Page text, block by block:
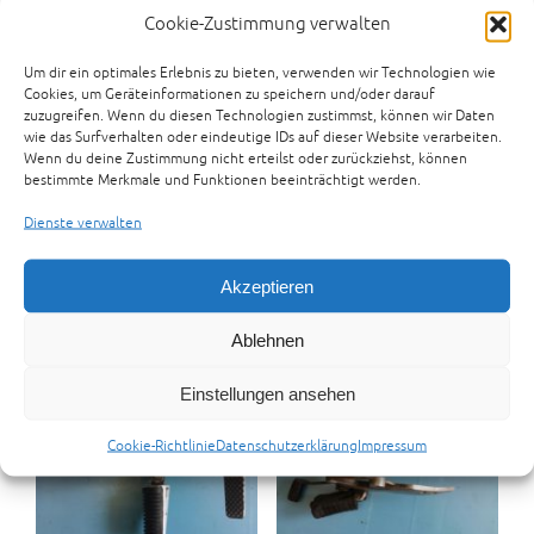
Cookie-Zustimmung verwalten
Um dir ein optimales Erlebnis zu bieten, verwenden wir Technologien wie
Cookies, um Geräteinformationen zu speichern und/oder darauf
zuzugreifen. Wenn du diesen Technologien zustimmst, können wir Daten
wie das Surfverhalten oder eindeutige IDs auf dieser Website verarbeiten.
Wenn du deine Zustimmung nicht erteilst oder zurückziehst, können
bestimmte Merkmale und Funktionen beeinträchtigt werden.
Dienste verwalten
Akzeptieren
Ablehnen
Einstellungen ansehen
Cookie-RichtlinieDatenschutzerklärungImpressum
sortiert
Heck Haltebügel für Yamaha
Bremsanlage hinten für
€ 99,00